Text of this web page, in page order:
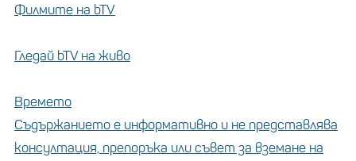
Филмите на bTV
Гледай bTV на живо
Времето
Съдържанието е информативно и не представлява
консултация, препоръка или съвет за вземане на